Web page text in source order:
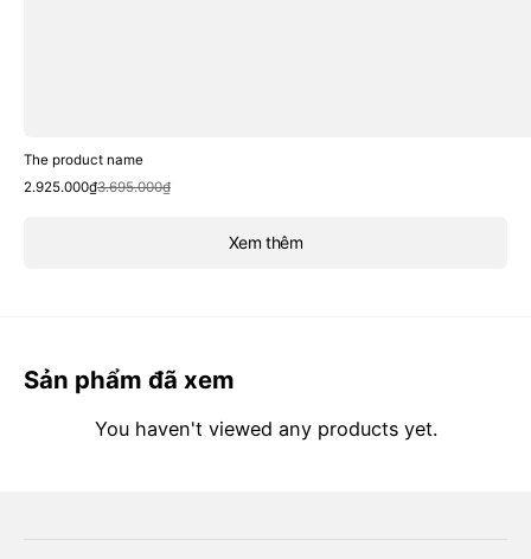
Xem thêm
The product name
Sale
2.925.000₫
Regular
3.695.000₫
Sản phẩm đã xem
You haven't viewed any products yet.